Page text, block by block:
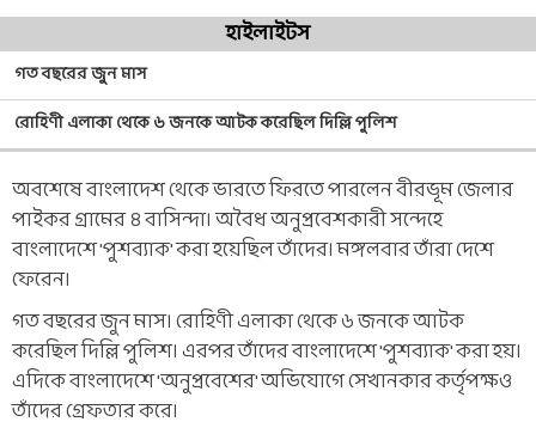
হাইলাইটস
গত বছরের জুন মাস
রোহিণী এলাকা থেকে ৬ জনকে আটক করেছিল দিল্লি পুলিশ
অবশেষে বাংলাদেশ থেকে ভারতে ফিরতে পারলেন বীরভূম জেলার
পাইকর গ্রামের ৪ বাসিন্দা। অবৈধ অনুপ্রবেশকারী সন্দেহে
বাংলাদেশে 'পুশব্যাক' করা হয়েছিল তাঁদের। মঙ্গলবার তাঁরা দেশে
ফেরেন।
গত বছরের জুন মাস। রোহিণী এলাকা থেকে ৬ জনকে আটক
করেছিল দিল্লি পুলিশ। এরপর তাঁদের বাংলাদেশে 'পুশব্যাক' করা হয়।
এদিকে বাংলাদেশে 'অনুপ্রবেশের' অভিযোগে সেখানকার কর্তৃপক্ষও
তাঁদের গ্রেফতার করে।